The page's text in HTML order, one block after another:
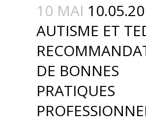
10 MAI
AUTISME ET
DE BONNES
PRATIQUES